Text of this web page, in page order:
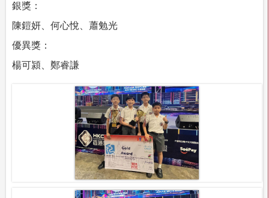
銀獎：
陳鎧妍、何心悅、蕭勉光
優異獎：
楊可潁、鄭睿謙